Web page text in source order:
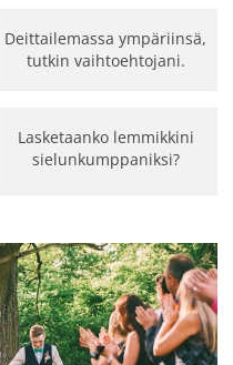
Deittailemassa ympäriinsä,
tutkin vaihtoehtojani.
Lasketaanko lemmikkini
sielunkumppaniksi?